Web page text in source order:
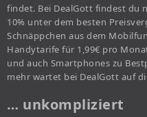
findet. Bei DealGott findest du
10% unter dem besten
Schnäppchen aus dem
Handytarife für 1,99€ pro
und auch Smartphones zu
mehr wartet bei DealGott auf
… unkompliziert